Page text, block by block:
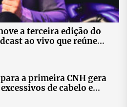
a terceira edição do
ao vivo que reúne
saúde mental e
a primeira CNH gera
de cabelo e